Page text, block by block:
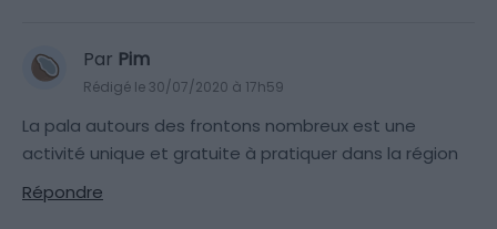
Par Pim
Rédigé le 30/07/2020 à 17h59
La pala autours des frontons nombreux est une
activité unique et gratuite à pratiquer dans la région
Répondre